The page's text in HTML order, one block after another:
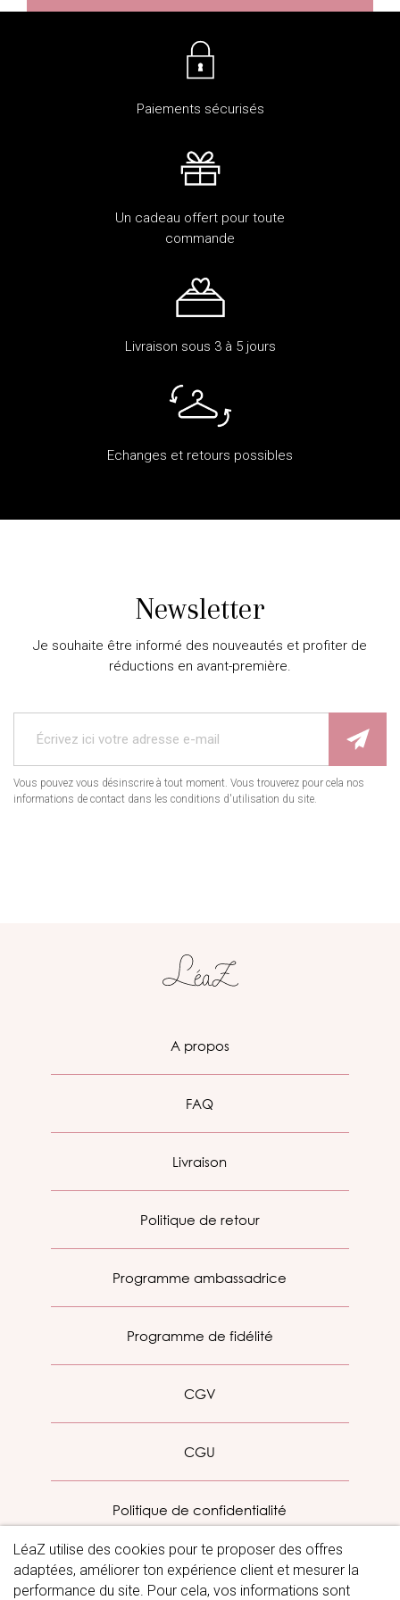
Paiements sécurisés
Un cadeau offert pour toute
commande
Livraison sous 3 à 5 jours
Echanges et retours possibles
Newsletter
Je souhaite être informé des nouveautés et profiter de
réductions en avant-première.
Vous pouvez vous désinscrire à tout moment. Vous trouverez pour cela nos
informations de contact dans les conditions d'utilisation du site.
A propos
FAQ
Livraison
Politique de retour
Programme ambassadrice
Programme de fidélité
CGV
CGU
Politique de confidentialité
Mentions légales
LéaZ utilise des cookies pour te proposer des offres
adaptées, améliorer ton expérience client et mesurer la
performance du site. Pour cela, vos informations sont